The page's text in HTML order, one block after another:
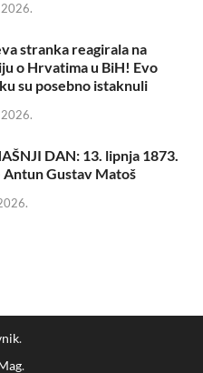
stranka reagirala na
o Hrvatima u BiH! Evo
su posebno istaknuli
DAN: 13. lipnja 1873.
Antun Gustav Matoš
.
.